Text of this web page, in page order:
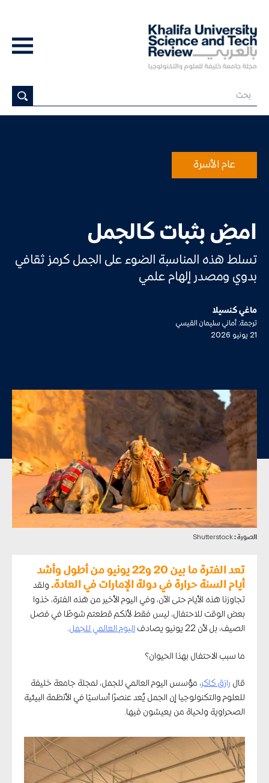
عام الأسرة
امضِ بثبات كالجمل
تسلط هذه المناسبة الضوء على الجمل كرمز ثقافي
بدوي ومصدر إلهام علمي
ماغي كنسيلا
ترجمة: أماني سليمان القيسي
21 يونيو 2026
الصورة :Shutterstock
تعد الفترة ما بين 20 و22 يونيو من أطول وأشد
أيام السنة حرارة في دولة الإمارات في العادة. ولقد
تجاوزنا هذه الأيام حتى الآن، وفي اليوم الأخير من هذه الفترة، خذوا
بعض الوقت للاحتفال، ليس فقط لأنكم قطعتم شوطًا في فصل
الصيف، بل لأن 22 يونيو يصادف
اليوم العالمي للجمل.
ما سبب الاحتفال بهذا الحيوان؟
قال رازق كاكر، مؤسس اليوم العالمي للجمل، لمجلة جامعة خليفة
للعلوم والتكنولوجيا إن الجمل يُعد عنصرًا أساسيًا في الأنظمة البيئية
الصحراوية ولحياة من يعيشون فيها.